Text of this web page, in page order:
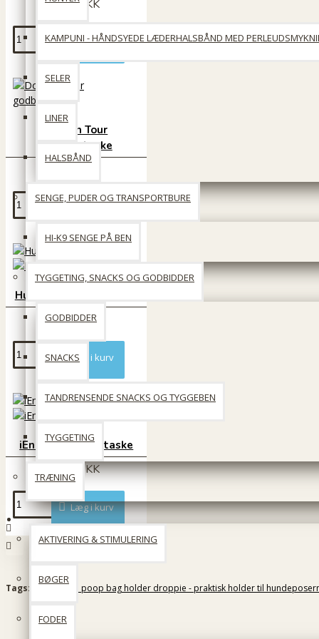
KAMPUNI - HÅNDSYEDE LÆDERHALSBÅND MED
SELER
LINER
HALSBÅND
SENGE, PUDER OG TRANSPORTBURE
HI-K9 SENGE PÅ BEN
TYGGETING, SNACKS OG GODBIDDER
GODBIDDER
SNACKS
TANDRENSENDE SNACKS OG TYGGEBEN
TYGGETING
TRÆNING
Til Katten
AKTIVERING & STIMULERING
BØGER
FODER
100 DKK
Læg i kurv
Dog on Tour
godbidstaske
Hunter Hilo poseholder
69 DKK
Læg i kurv
iEnergy godbidstaske
199 DKK
Læg i kurv
Tags: Flamingo poop bag holder droppie - praktisk holder til